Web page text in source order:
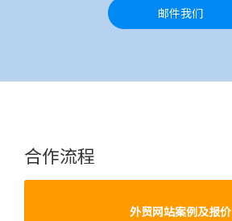
邮件我们
合作流程
外贸网站案例及报价